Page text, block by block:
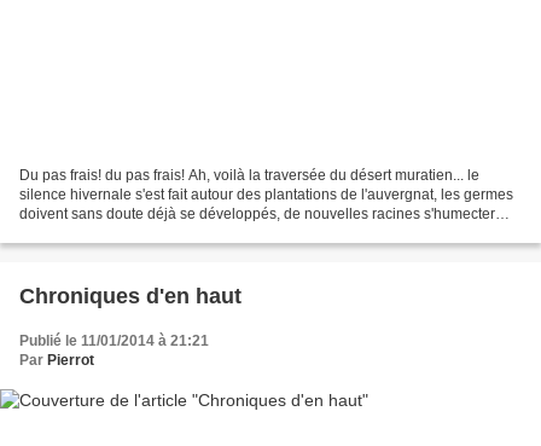
Du pas frais! du pas frais! Ah, voilà la traversée du désert muratien... le
silence hivernale s'est fait autour des plantations de l'auvergnat, les germes
doivent sans doute déjà se développés, de nouvelles racines s'humecter
Chroniques d'en haut
Publié le 11/01/2014 à 21:21
Par Pierrot